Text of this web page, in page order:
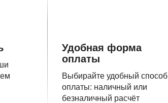
Удобная форма
оплаты
Выбирайте удобный способ
оплаты: наличный или
безналичный расчёт